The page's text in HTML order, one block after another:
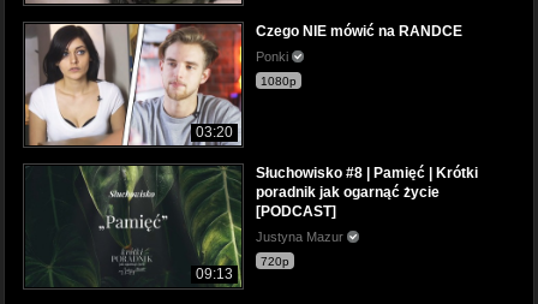
03:20
Czego NIE mówić na RANDCE
Ponki
1080p
09:13
Słuchowisko #8 | Pamięć | Krótki
poradnik jak ogarnąć życie
[PODCAST]
Justyna Mazur
720p